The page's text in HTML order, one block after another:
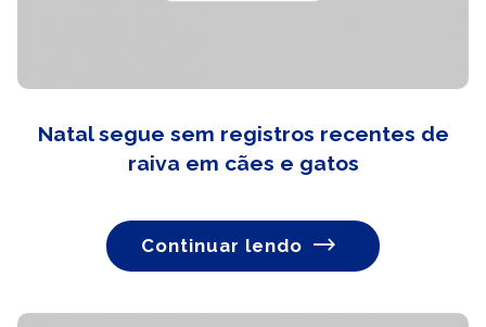
Natal segue sem registros recentes de
raiva em cães e gatos
Continuar lendo